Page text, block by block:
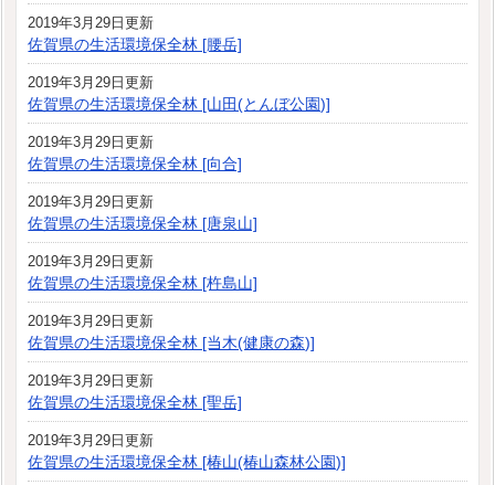
2019年3月29日更新
佐賀県の生活環境保全林 [腰岳]
2019年3月29日更新
佐賀県の生活環境保全林 [山田(とんぼ公園)]
2019年3月29日更新
佐賀県の生活環境保全林 [向合]
2019年3月29日更新
佐賀県の生活環境保全林 [唐泉山]
2019年3月29日更新
佐賀県の生活環境保全林 [杵島山]
2019年3月29日更新
佐賀県の生活環境保全林 [当木(健康の森)]
2019年3月29日更新
佐賀県の生活環境保全林 [聖岳]
2019年3月29日更新
佐賀県の生活環境保全林 [椿山(椿山森林公園)]